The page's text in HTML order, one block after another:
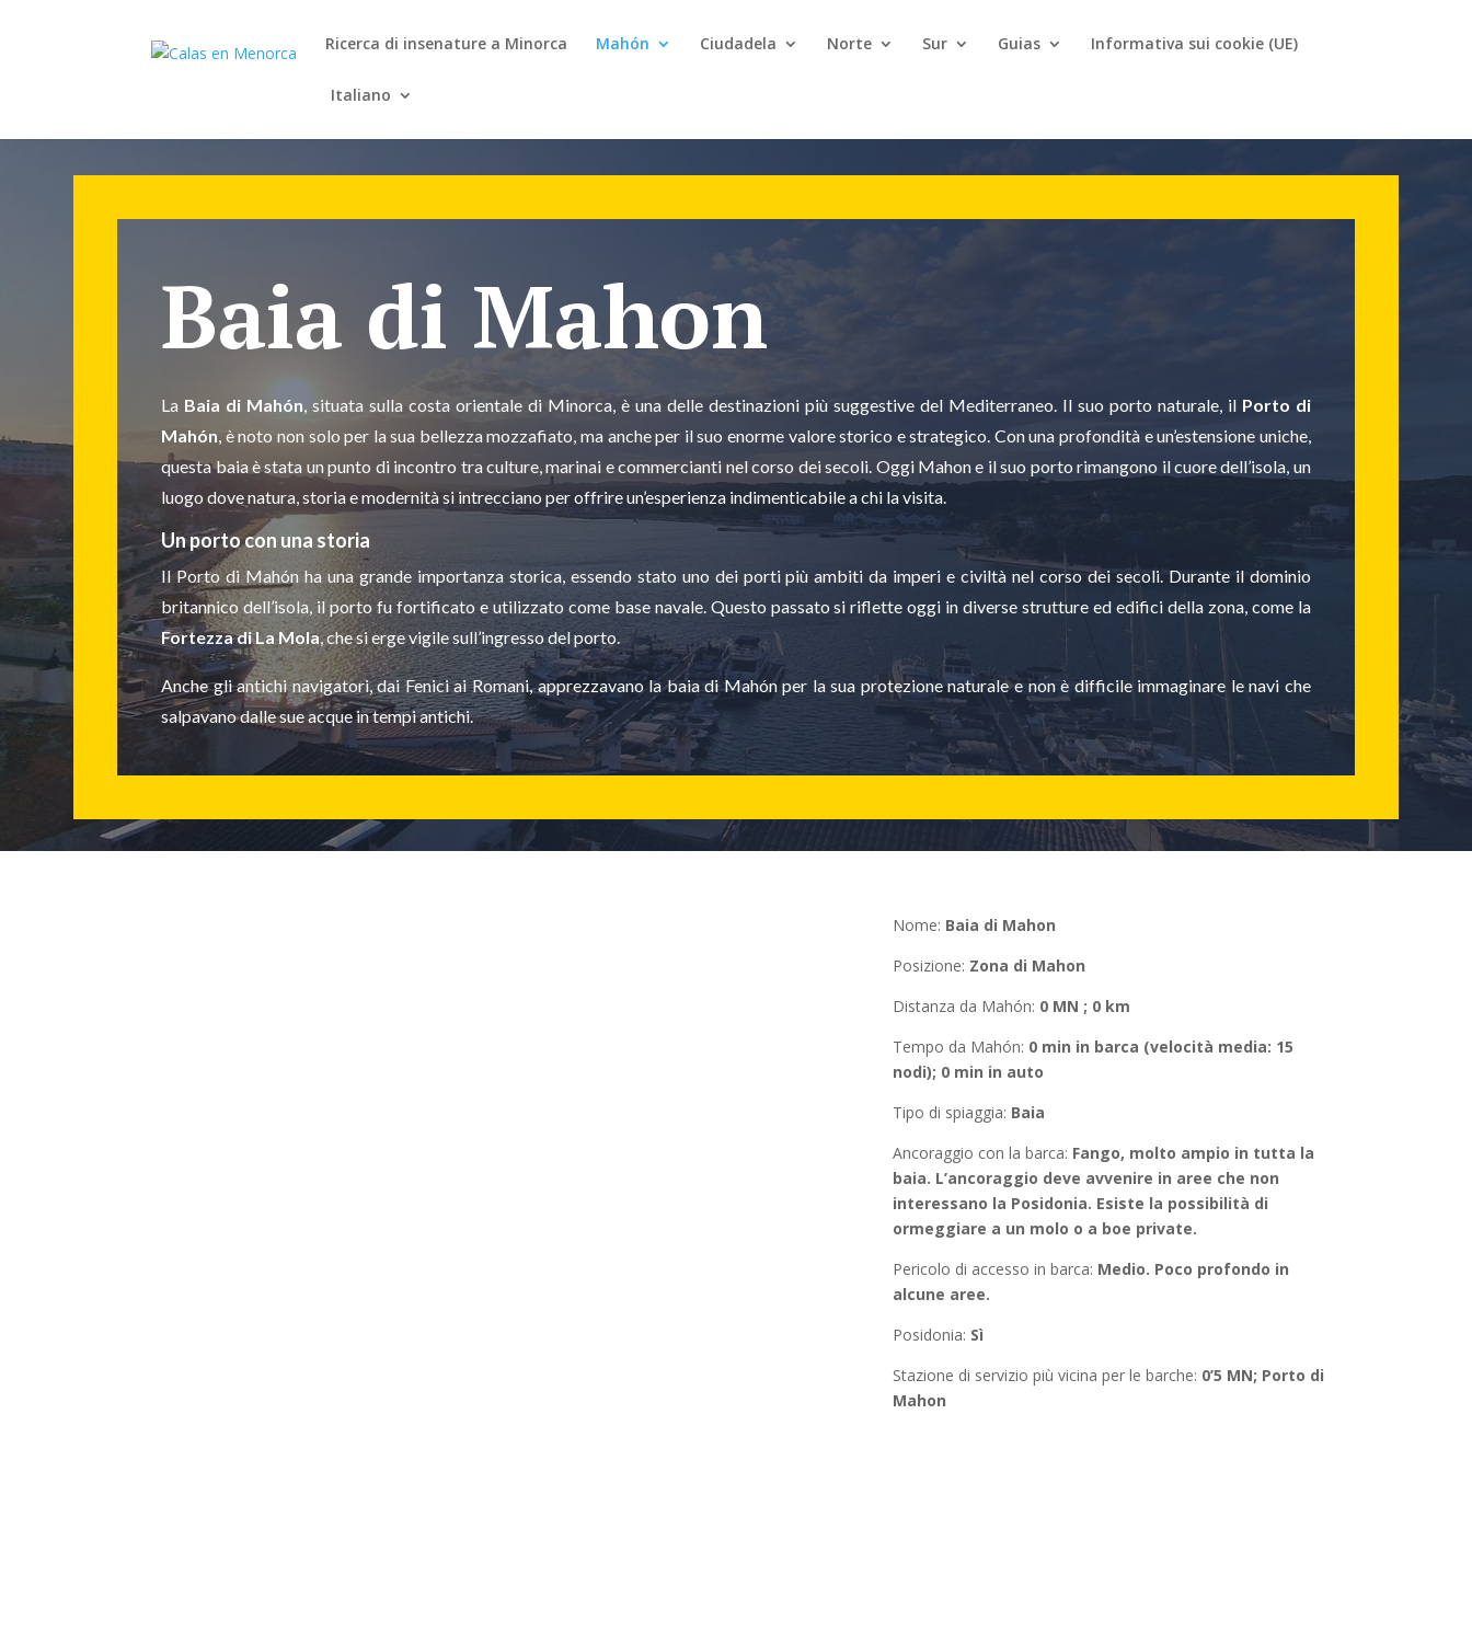
Ricerca di insenature a Minorca Mahón Ciudadela Norte Sur Guias Informativa sui cookie (UE)
Italiano
Baia di Mahon
La Baia di Mahón , situata sulla costa orientale di Minorca, è una delle destinazioni più suggestive del Mediterraneo. Il suo porto naturale, il Porto di
Mahón , è noto non solo per la sua bellezza mozzafiato, ma anche per il suo enorme valore storico e strategico. Con una profondità e un’estensione uniche,
questa baia è stata un punto di incontro tra culture, marinai e commercianti nel corso dei secoli. Oggi Mahon e il suo porto rimangono il cuore dell’isola, un
luogo dove natura, storia e modernità si intrecciano per offrire un’esperienza indimenticabile a chi la visita.
Un porto con una storia
Il Porto di Mahón ha una grande importanza storica, essendo stato uno dei porti più ambiti da imperi e civiltà nel corso dei secoli. Durante il dominio
britannico dell’isola, il porto fu fortificato e utilizzato come base navale. Questo passato si riflette oggi in diverse strutture ed edifici della zona, come la
Fortezza di La Mola, che si erge vigile sull’ingresso del porto.
Anche gli antichi navigatori, dai Fenici ai Romani, apprezzavano la baia di Mahón per la sua protezione naturale e non è difficile immaginare le navi che
salpavano dalle sue acque in tempi antichi.
Nome: Baia di Mahon
Posizione: Zona di Mahon
Distanza da Mahón: 0 MN ; 0 km
Tempo da Mahón: 0 min in barca (velocità media: 15
nodi); 0 min in auto
Tipo di spiaggia: Baia
Ancoraggio con la barca: Fango, molto ampio in tutta la
baia. L’ancoraggio deve avvenire in aree che non
interessano la Posidonia. Esiste la possibilità di
ormeggiare a un molo o a boe private.
Pericolo di accesso in barca: Medio. Poco profondo in
alcune aree.
Posidonia: Sì
Stazione di servizio più vicina per le barche: 0’5 MN; Porto di
Mahon